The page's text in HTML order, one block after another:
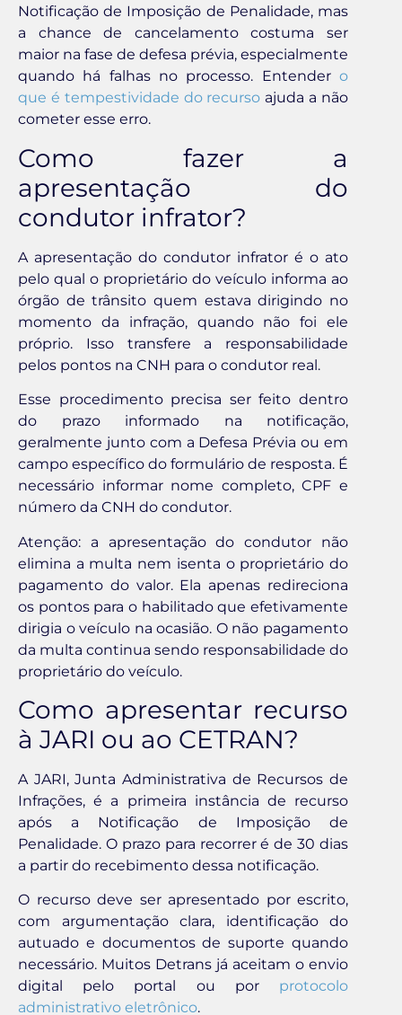
Notificação de Imposição de Penalidade, mas
a chance de cancelamento costuma ser
maior na fase de defesa prévia, especialmente
quando há falhas no processo. Entender o
que é tempestividade do recurso ajuda a não
cometer esse erro.
Como fazer a
apresentação do
condutor infrator?
A apresentação do condutor infrator é o ato
pelo qual o proprietário do veículo informa ao
órgão de trânsito quem estava dirigindo no
momento da infração, quando não foi ele
próprio. Isso transfere a responsabilidade
pelos pontos na CNH para o condutor real.
Esse procedimento precisa ser feito dentro
do prazo informado na notificação,
geralmente junto com a Defesa Prévia ou em
campo específico do formulário de resposta. É
necessário informar nome completo, CPF e
número da CNH do condutor.
Atenção: a apresentação do condutor não
elimina a multa nem isenta o proprietário do
pagamento do valor. Ela apenas redireciona
os pontos para o habilitado que efetivamente
dirigia o veículo na ocasião. O não pagamento
da multa continua sendo responsabilidade do
proprietário do veículo.
Como apresentar recurso
à JARI ou ao CETRAN?
A JARI, Junta Administrativa de Recursos de
Infrações, é a primeira instância de recurso
após a Notificação de Imposição de
Penalidade. O prazo para recorrer é de 30 dias
a partir do recebimento dessa notificação.
O recurso deve ser apresentado por escrito,
com argumentação clara, identificação do
autuado e documentos de suporte quando
necessário. Muitos Detrans já aceitam o envio
digital pelo portal ou por protocolo
administrativo eletrônico.